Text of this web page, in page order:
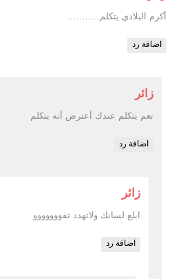
أكرم البلادي يتكلم………..
اضافة رد
زائر
نعم يتكلم عندك أعترض أنه يتكلم
اضافة رد
زائر
ابلع لسانك ولاتهدد تفووووووو
اضافة رد